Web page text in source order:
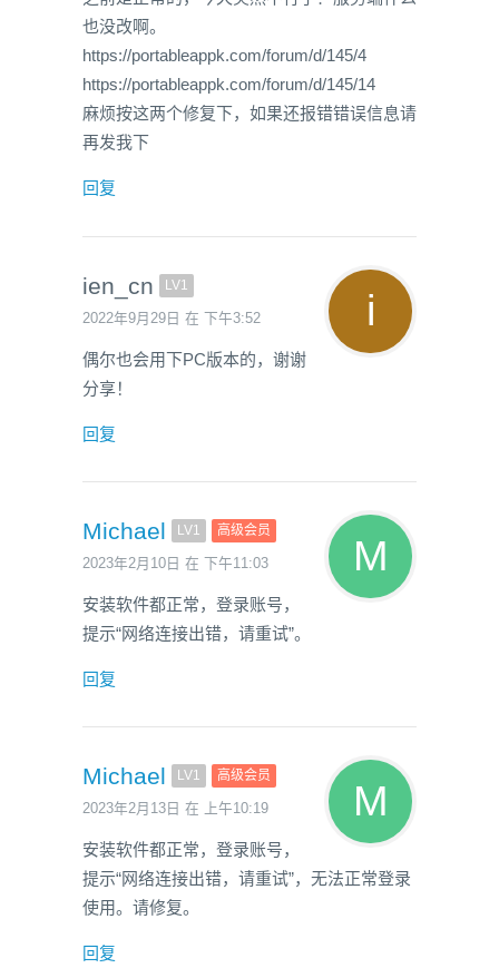
也没改啊。
https://portableappk.com/forum/d/145/4
https://portableappk.com/forum/d/145/14
麻烦按这两个修复下，如果还报错错误信息请
再发我下
回复
ien_cn LV1
2022年9月29日 在 下午3:52
偶尔也会用下PC版本的，谢谢
分享！
回复
Michael LV1 高级会员
2023年2月10日 在 下午11:03
安装软件都正常，登录账号，
提示“网络连接出错，请重试”。
回复
Michael LV1 高级会员
2023年2月13日 在 上午10:19
安装软件都正常，登录账号，
提示“网络连接出错，请重试”，无法正常登录
使用。请修复。
回复